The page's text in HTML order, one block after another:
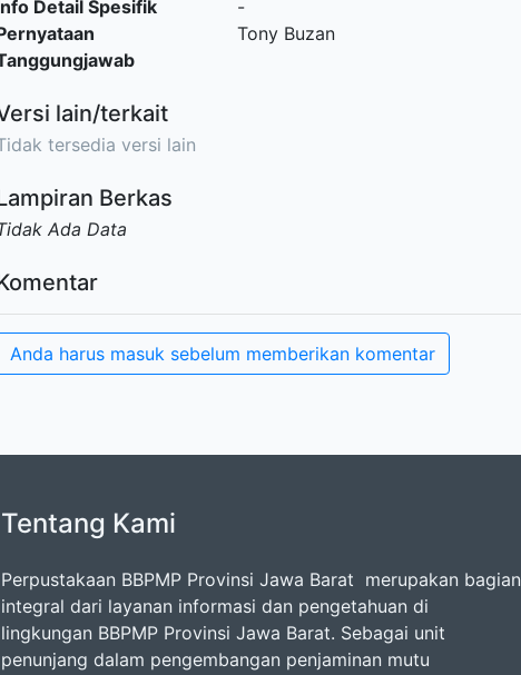
Detail Spesifik
-
Tony Buzan
lain/terkait
tersedia versi lain
Berkas
Ada Data
Anda harus masuk sebelum memberikan komentar
Tentang Kami
Perpustakaan BBPMP Provinsi Jawa Barat merupakan bagian
integral dari layanan informasi dan pengetahuan di
lingkungan BBPMP Provinsi Jawa Barat. Sebagai unit
penunjang dalam pengembangan penjaminan mutu